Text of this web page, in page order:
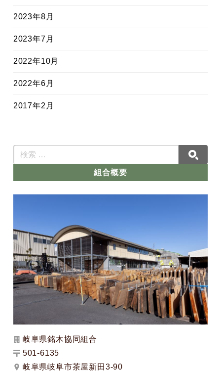
2023年8月
2023年7月
2022年10月
2022年6月
2017年2月
組合概要
岐阜県銘木協同組合
501-6135
岐阜県岐阜市茶屋新田3-90